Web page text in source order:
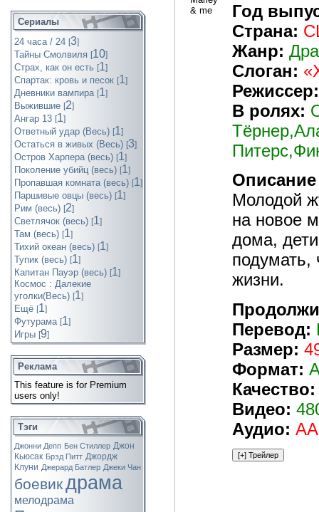
Сериалы
24 часа / 24 [3]
Тайны Смолвиля [10]
Страх, как он есть [1]
Спартак: кровь и песок [1]
Дневники вампира [1]
Выжившие [2]
Ангар 13 [1]
Ответный удар (Весь) [1]
Остаться в живых (Весь) [3]
Остров Харпера (весь) [1]
Поколение убийц (весь) [1]
Пропавшая комната (весь) [1]
Паршивые овцы (весь) [1]
Рим (весь) [2]
Светлячок (весь) [1]
Там (весь) [1]
Тихий океан (весь) [1]
Тупик (весь) [1]
Капитан Пауэр (весь) [1]
Космос : Далекие
уголки(Весь) [1]
Ещё [1]
Футурама [1]
Игры [9]
Реклама
This feature is for Premium
users only!
Тэги
Джонни Депп Бен Стиллер Джон
Кьюсак Брэд Питт Джордж
Клуни Джерард Батлер Джеки Чан
боевикдрама
мелодрама
Год
Страна:
Жанр:
Слоган:
Режиссер:
В ролях:
Молодой
на новое
дома,
подумать,
жизни.
Перевод:
Размер:
Формат:
Качество:
Видео:
Аудио: